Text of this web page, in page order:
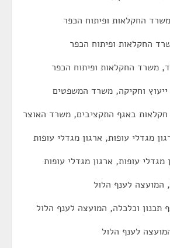
החקלאות ופיתוח הכפר
החקלאות ופיתוח הכפר
משרד החקלאות ופיתוח הכפר
וחקיקה, משרד המשפטים
באגף התקציבים, משרד האוצר
מגדלי עופות, ארגון מגדלי עופות
עופות, ארגון מגדלי עופות
לענף הלול
וכלכלה, המועצה לענף הלול
לענף הלול